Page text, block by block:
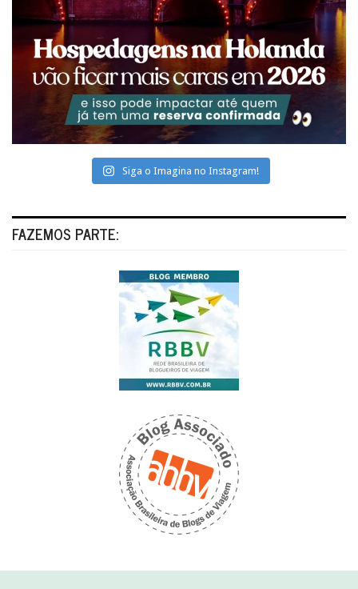
Siga o Imagina no Instagram!
FAZEMOS PARTE: